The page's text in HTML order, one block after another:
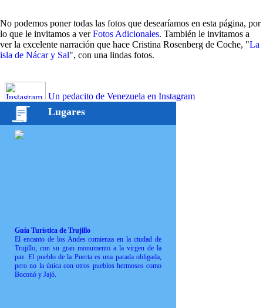
No podemos poner todas las fotos que desearíamos en esta página, por
lo que le invitamos a verFotos Adicionales. También le invitamos a
ver la excelente narración que hace Cristina Rosenberg de Coche, "La
isla de Nácar y Sal", con una lindas fotos.
Un pedacito de Venezuela en Instagram
Lugares
Guía Turística de Trujillo
El encanto de los Andes comienza en la ciudad de
Trujillo, con su gran monumento a la virgen de la
paz. El pueblo de la Puerta es una parada obligada,
pero no la única con otros pueblos hermosos como
Boconó y Jajó.